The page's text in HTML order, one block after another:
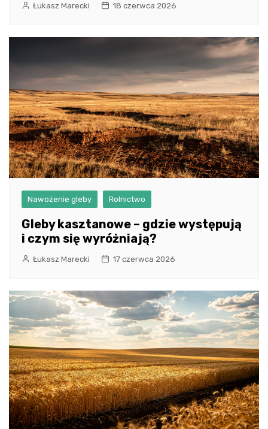
Łukasz Marecki 18 czerwca 2026
Nawożenie gleby Rolnictwo
Gleby kasztanowe – gdzie występują
i czym się wyróżniają?
Łukasz Marecki 17 czerwca 2026